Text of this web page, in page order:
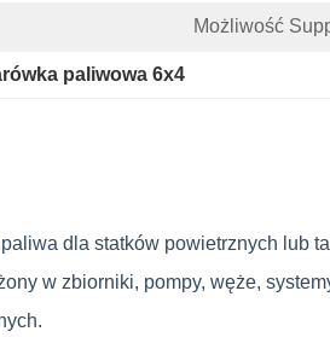
Możliwość
paliwowa 6x4
dla statków powietrznych lub
w zbiorniki, pompy, węże,